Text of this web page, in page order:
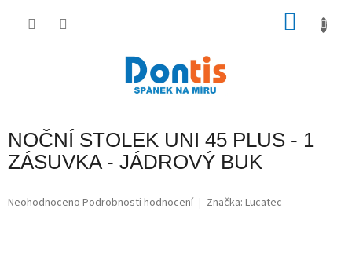
NOČNÍ STOLEK UNI 45 PLUS - 1
ZÁSUVKA - JÁDROVÝ BUK
Průměrné
Neohodnoceno Podrobnosti hodnocení Značka: Lucatec